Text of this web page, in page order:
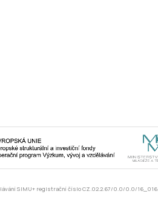
SIMU+ registrační číslo CZ.02.2.67/0.0/0.0/